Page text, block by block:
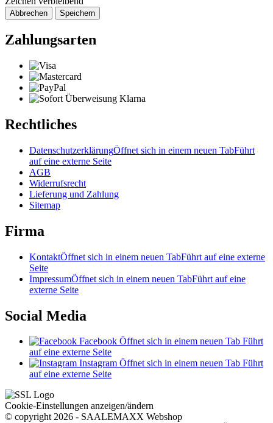
Abbrechen Speichern
Zahlungsarten
Rechtliches
DatenschutzerklärungÖffnet sich in einem neuen TabFührt
auf eine externe Seite
AGB
Widerrufsrecht
Lieferung und Zahlung
Sitemap
Firma
KontaktÖffnet sich in einem neuen TabFührt auf eine externe
Seite
ImpressumÖffnet sich in einem neuen TabFührt auf eine
externe Seite
Social Media
Facebook Öffnet sich in einem neuen Tab Führt
auf eine externe Seite
Instagram Öffnet sich in einem neuen Tab Führt
auf eine externe Seite
Cookie-Einstellungen anzeigen/ändern
© copyright 2026 - SAALEMAXX Webshop